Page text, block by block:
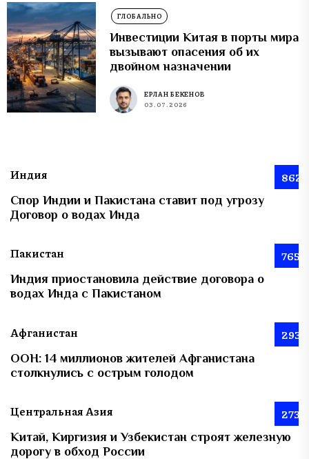
ГЛОБАЛЬНО
Инвестиции Китая в порты мира
вызывают опасения об их
двойном назначении
ЕРЛАН БЕКЕНОВ
03.07.2026
Индия 862
Спор Индии и Пакистана ставит под угрозу
Договор о водах Инда
Пакистан 765
Индия приостановила действие договора о
водах Инда с Пакистаном
Афганистан 293
ООН: 14 миллионов жителей Афганистана
столкнулись с острым голодом
Центральная Азия 273
Китай, Киргизия и Узбекистан строят железную
дорогу в обход России